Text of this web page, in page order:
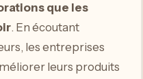
que les
. En écoutant
les entreprises
leurs produits